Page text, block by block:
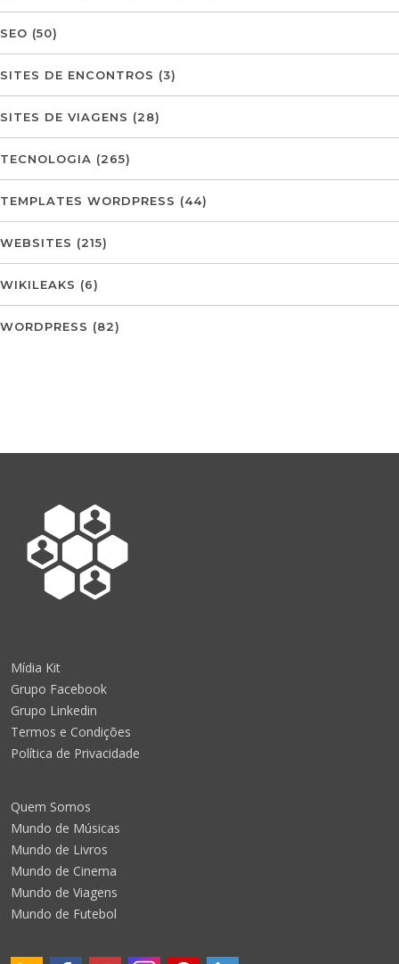
SEO (50)
SITES DE ENCONTROS (3)
SITES DE VIAGENS (28)
TECNOLOGIA (265)
TEMPLATES WORDPRESS (44)
WEBSITES (215)
WIKILEAKS (6)
WORDPRESS (82)
Mídia Kit
Grupo Facebook
Grupo Linkedin
Termos e Condições
Política de Privacidade
Quem Somos
Mundo de Músicas
Mundo de Livros
Mundo de Cinema
Mundo de Viagens
Mundo de Futebol